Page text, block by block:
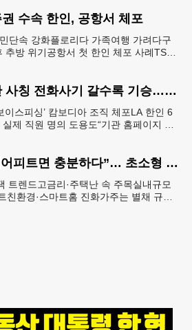
수속 한인, 공항서 체포
단속 강화플로리다 가족여행 가려다구
추방 위기공항서 첫 한인 체포 사례TSA
한국 기관 사칭 전화사기 갈수록 기승… 한인 123억 피해
이스피싱’ 캄보디아 조직 체포LA 한인 6
제 직원 명의 도용도“기관 홈페이지 접
“300스퀘어피트면 충분하다”… 초소형 주택 열풍
트렌드고금리·주택난 속 주목실내규모
친환경·스마트홈 진화가주는 별채 규제